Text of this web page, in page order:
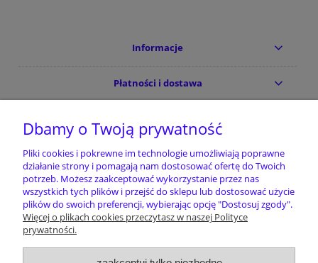
Informacje
Płatności i dostawa
Pomoc
Nie znalazłeś tego czego szukałeś/szukałaś
?Koniecznie nam o tym powiedz
Pomóż dopasować nasz asortyment do Twoich
Dbamy o Twoją prywatność
Pliki cookies i pokrewne im technologie umożliwiają poprawne
działanie strony i pomagają nam dostosować ofertę do Twoich
potrzeb. Możesz zaakceptować wykorzystanie przez nas
wszystkich tych plików i przejść do sklepu lub dostosować użycie
plików do swoich preferencji, wybierając opcję "Dostosuj zgody".
Więcej o plikach cookies przeczytasz w naszej Polityce
prywatności.